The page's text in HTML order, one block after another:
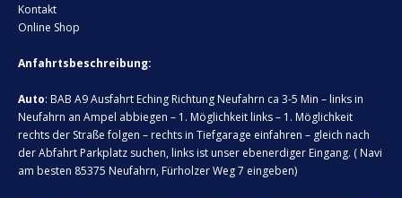
Kontakt
Online Shop
Anfahrtsbeschreibung:
Auto: BAB A9 Ausfahrt Eching Richtung Neufahrn ca 3-5 Min – links in
Neufahrn an Ampel abbiegen – 1. Möglichkeit links – 1. Möglichkeit
rechts der Straße folgen – rechts in Tiefgarage einfahren – gleich nach
der Abfahrt Parkplatz suchen, links ist unser ebenerdiger Eingang. ( Navi
am besten 85375 Neufahrn, Fürholzer Weg 7 eingeben)